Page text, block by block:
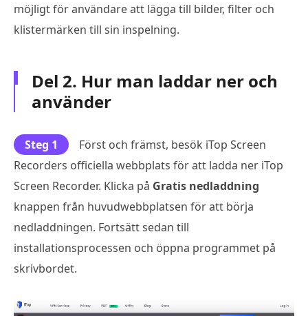
möjligt för användare att lägga till bilder, filter och
klistermärken till sin inspelning.
Del 2. Hur man laddar ner och
använder
Steg 1
Först och främst, besök iTop Screen
Recorders officiella webbplats för att ladda ner iTop
Screen Recorder. Klicka på Gratis nedladdning
knappen från huvudwebbplatsen för att börja
nedladdningen. Fortsätt sedan till
installationsprocessen och öppna programmet på
skrivbordet.